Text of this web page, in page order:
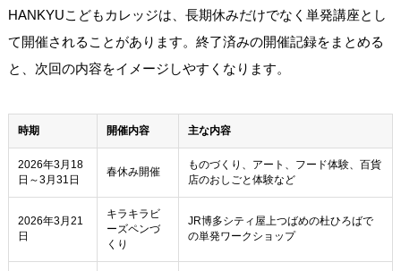
HANKYUこどもカレッジは、長期休みだけでなく単発講座とし
て開催されることがあります。終了済みの開催記録をまとめる
と、次回の内容をイメージしやすくなります。
時期 開催内容 主な内容
2026年3月18
日～3月31日
春休み開催
ものづくり、アート、フード体験、百貨
店のおしごと体験など
2026年3月21
日
キラキラビ
ーズペンづ
くり
JR博多シティ屋上つばめの杜ひろばで
の単発ワークショップ